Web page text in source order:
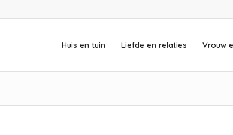
Huis en tuin Liefde en relaties Vrouw